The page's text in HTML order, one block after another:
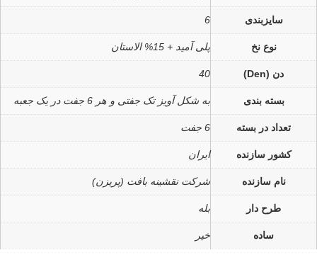
سایزبندی 6
نوع نخ پلی آمید + 15% الاستان
دن (Den) 40
بسته بندی به شکل آویز تک جفتی و هر 6 جفت در یک جعبه
تعداد در بسته 6 جفت
کشور سازنده ایران
نام سازنده شرکت نقشینه بافت (پریزن)
طرح دار بله
ساده خیر